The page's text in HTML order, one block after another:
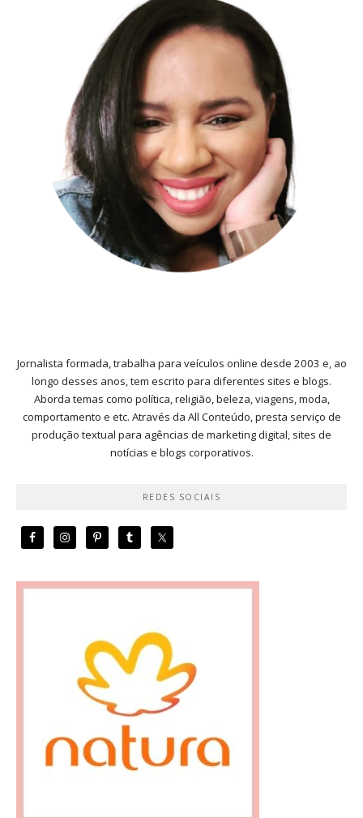
Jornalista formada, trabalha para veículos online desde 2003 e, ao
longo desses anos, tem escrito para diferentes sites e blogs.
Aborda temas como política, religião, beleza, viagens, moda,
comportamento e etc. Através da All Conteúdo, presta serviço de
produção textual para agências de marketing digital, sites de
notícias e blogs corporativos.
REDES SOCIAIS